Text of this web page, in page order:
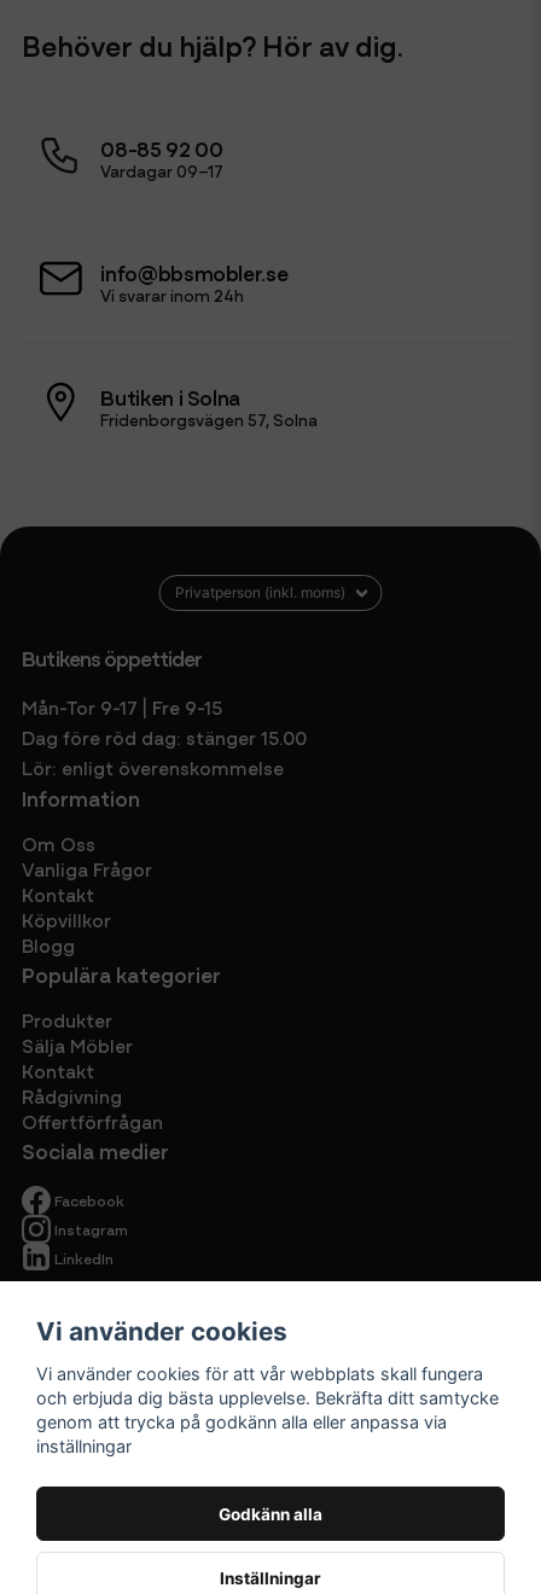
Behöver du hjälp? Hör av dig.
08-85 92 00
Vardagar 09–17
info@bbsmobler.se
Vi svarar inom 24h
Butiken i Solna
Fridenborgsvägen 57, Solna
Butikens öppettider
Mån-Tor 9-17 | Fre 9-15
Dag före röd dag: stänger 15.00
Lör: enligt överenskommelse
Information
Om Oss
Vanliga Frågor
Kontakt
Köpvillkor
Blogg
Populära kategorier
Produkter
Sälja Möbler
Kontakt
Rådgivning
Offertförfrågan
Sociala medier
Facebook
Instagram
LinkedIn
Begagnade
Cirkulärt ska
vara prisvärt.
Vi använder cookies
Vi använder cookies för att vår webbplats skall fungera
och erbjuda dig bästa upplevelse. Bekräfta ditt samtycke
genom att trycka på godkänn alla eller anpassa via
inställningar
Godkänn alla
Inställningar